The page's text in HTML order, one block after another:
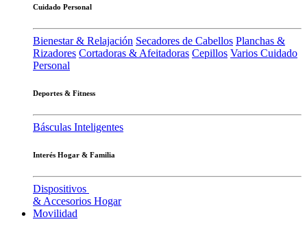
Cuidado Personal
Bienestar & Relajación Secadores de Cabellos Planchas &
Rizadores Cortadoras & Afeitadoras Cepillos Varios Cuidado
Personal
Deportes & Fitness
Básculas Inteligentes
Interés Hogar & Familia
Dispositivos
& Accesorios Hogar
Movilidad